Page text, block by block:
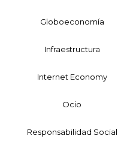
Globoeconomía
Infraestructura
Internet Economy
Ocio
Responsabilidad Social